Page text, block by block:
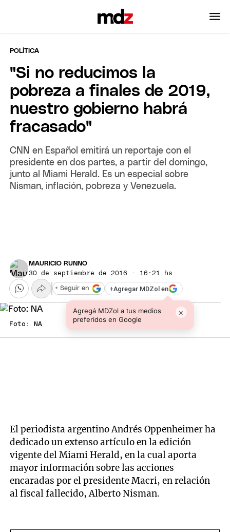
POLÍTICA
"Si no reducimos la
pobreza a finales de 2019,
nuestro gobierno habrá
fracasado"
CNN en Español emitirá un reportaje con el
presidente en dos partes, a partir del domingo,
junto al Miami Herald. Es un especial sobre
Nisman, inflación, pobreza y Venezuela.
MAURICIO RUNNO
30 de septiembre de 2016 · 16:21 hs
+Agregar MDZol en
Agregá MDZol a tus medios
preferidos en Google
×
+ Seguir en
Foto: NA
El periodista argentino Andrés Oppenheimer ha
dedicado un extenso artículo en la edición
vigente del Miami Herald, en la cual aporta
mayor información sobre las acciones
encaradas por el presidente Macri, en relación
al fiscal fallecido, Alberto Nisman.